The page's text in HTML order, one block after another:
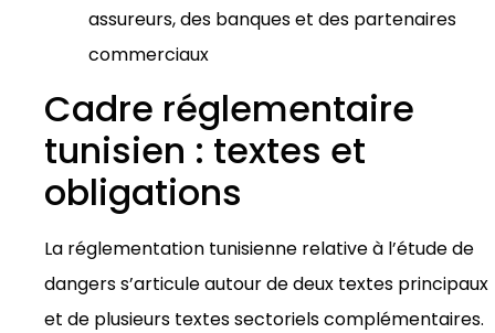
assureurs, des banques et des partenaires
commerciaux
Cadre réglementaire
tunisien : textes et
obligations
La réglementation tunisienne relative à l’étude de
dangers s’articule autour de deux textes principaux
et de plusieurs textes sectoriels complémentaires.